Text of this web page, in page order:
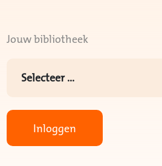
Jouw bibliotheek
Inloggen